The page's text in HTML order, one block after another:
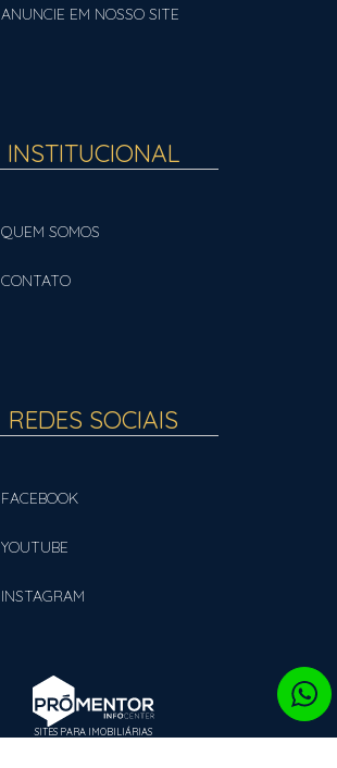
ANUNCIE EM NOSSO SITE
INSTITUCIONAL
QUEM SOMOS
CONTATO
REDES SOCIAIS
FACEBOOK
YOUTUBE
INSTAGRAM
SITES PARA IMOBILIÁRIAS